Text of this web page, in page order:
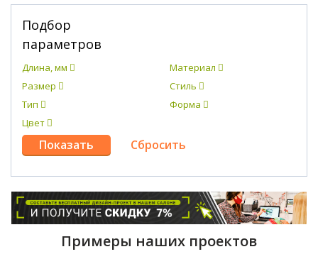
Подбор
параметров
Длина, мм
Материал
Размер
Стиль
Тип
Форма
Цвет
Примеры наших проектов